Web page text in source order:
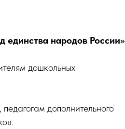
единства народов России»
дошкольных
дополнительного